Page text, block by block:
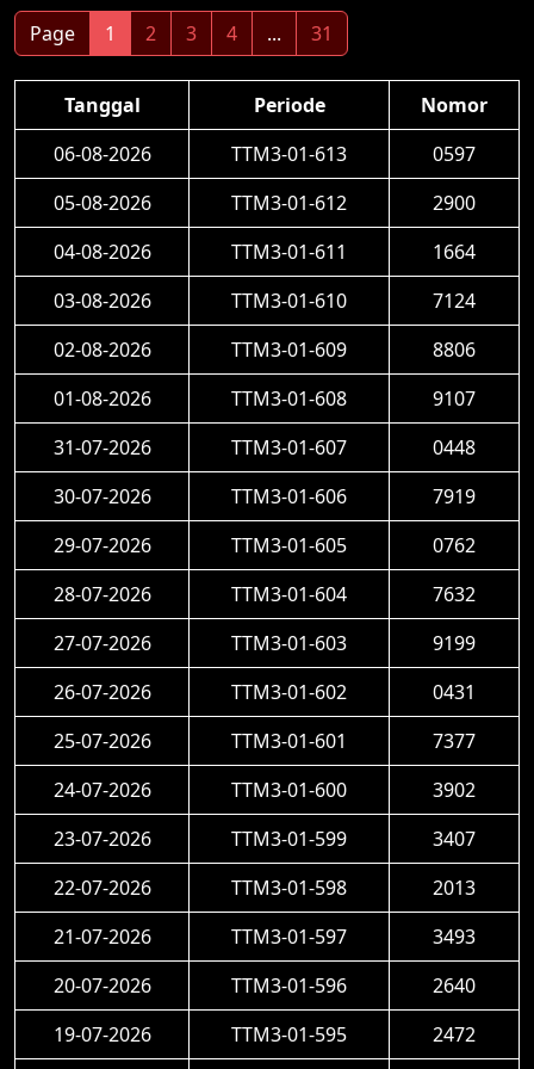
Page 1 2 3 4 ... 31
Tanggal Periode
Nomor
06-08-2026
TTM3-01-613
0597
05-08-2026
TTM3-01-612
2900
04-08-2026
TTM3-01-611
1664
03-08-2026
TTM3-01-610
7124
02-08-2026
TTM3-01-609
8806
01-08-2026
TTM3-01-608
9107
31-07-2026
TTM3-01-607
0448
30-07-2026
TTM3-01-606
7919
29-07-2026
TTM3-01-605
0762
28-07-2026
TTM3-01-604
7632
27-07-2026
TTM3-01-603
9199
26-07-2026
TTM3-01-602
0431
25-07-2026
TTM3-01-601
7377
24-07-2026
TTM3-01-600
3902
23-07-2026
TTM3-01-599
3407
22-07-2026
TTM3-01-598
2013
21-07-2026
TTM3-01-597
3493
20-07-2026
TTM3-01-596
2640
19-07-2026
TTM3-01-595 2472